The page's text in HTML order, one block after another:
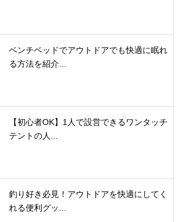
ベンチベッドでアウトドアでも快適に眠れ
る方法を紹介...
【初心者OK】1人で設営できるワンタッチ
テントの人...
釣り好き必見！アウトドアを快適にしてく
れる便利グッ...